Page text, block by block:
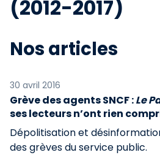
(2012-2017)
Nos articles
30 avril 2016
Grève des agents SNCF :Le
ses lecteurs n’ont rien
Dépolitisation et
des grèves du service public.